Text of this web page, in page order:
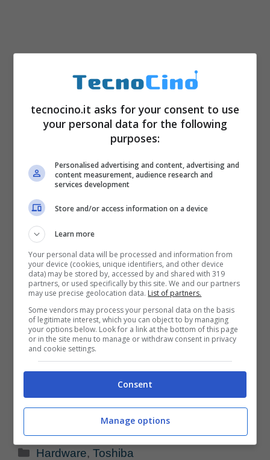
Categorie
Hardware,Toshiba
tecnocino.it asks for your consent to use
your personal data for the following
purposes:
Personalised advertising and content, advertising and
content measurement, audience research and
services development
Store and/or access information on a device
Learn more
Your personal data will be processed and information from
your device (cookies, unique identifiers, and other device
data) may be stored by, accessed by and shared with 319
partners, or used specifically by this site. We and our partners
may use precise geolocation data. List of partners.
Some vendors may process your personal data on the basis
of legitimate interest, which you can object to by managing
your options below. Look for a link at the bottom of this page
or in the site menu to manage or withdraw consent in privacy
and cookie settings.
Consent
Manage options